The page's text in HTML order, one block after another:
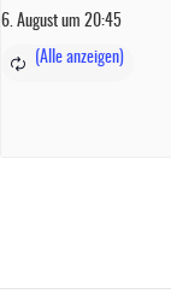
6. August um 20:45